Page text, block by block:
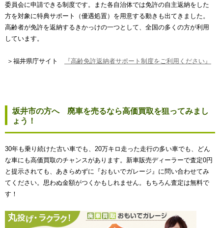
委員会に申請できる制度です。また各自治体では免許の自主返納をした
方を対象に特典サポート（優遇処置）を用意する動きも出てきました。
高齢者が免許を返納するきかっけの一つとして、全国の多くの方が利用
しています。
＞福井県庁サイト 『高齢免許返納者サポート制度をご利用ください』
坂井市の方へ 廃車を売るなら高価買取を狙ってみまし
ょう！
30年も乗り続けた古い車でも、20万キロ走った走行の多い車でも、どん
な車にも高価買取のチャンスがあります。新車販売ディーラーで査定0円
と提示されても、あきらめずに『おもいでガレージ』に問い合わせてみ
てください。思わぬ金額がつくかもしれません。もちろん査定は無料で
す！